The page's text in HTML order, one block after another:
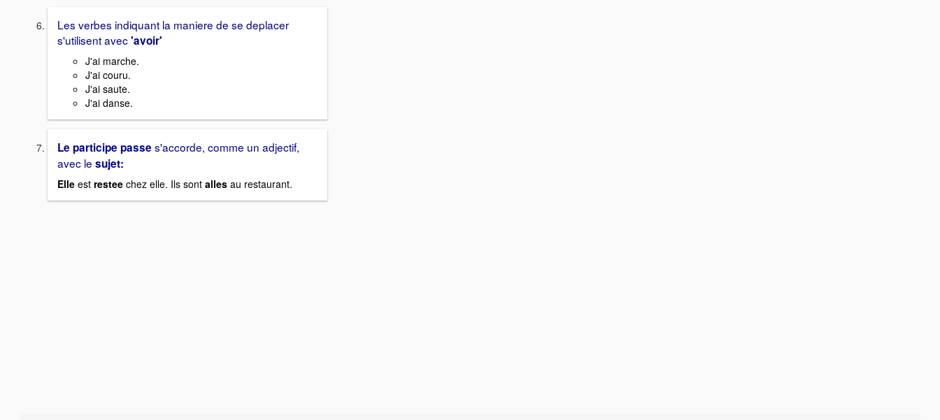
Les verbes indiquant la maniere de se deplacer
s'utilisent avec'avoir'
J'ai marche.
J'ai couru.
J'ai saute.
J'ai danse.
Le participe passe s'accorde, comme un adjectif,
avec le sujet:
Elle est restee chez elle. Ils sont alles au restaurant.